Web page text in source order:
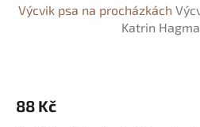
Výcvik psa na procházkách
Katrin
88 Kč